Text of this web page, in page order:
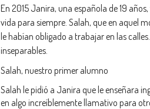
En 2015 Janira, una española de 19
vida para siempre. Salah, que en aquel
le habían obligado a trabajar en las
inseparables.
Salah, nuestro primer alumno
Salah le pidió a Janira que le enseñara
en algo increíblemente llamativo para